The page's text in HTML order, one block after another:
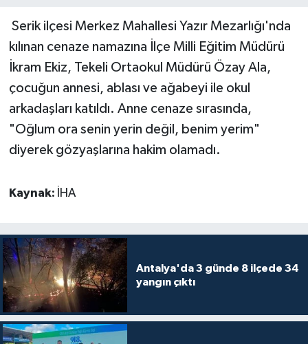
Serik ilçesi Merkez Mahallesi Yazır Mezarlığı'nda
kılınan cenaze namazına İlçe Milli Eğitim Müdürü
İkram Ekiz, Tekeli Ortaokul Müdürü Özay Ala,
çocuğun annesi, ablası ve ağabeyi ile okul
arkadaşları katıldı. Anne cenaze sırasında,
"Oğlum ora senin yerin değil, benim yerim"
diyerek gözyaşlarına hakim olamadı.
Kaynak: İHA
Antalya'da 3 günde 8 ilçede 34
yangın çıktı
Siyaset
Sosyal medya
Spor
Teknoloji
Yaşam